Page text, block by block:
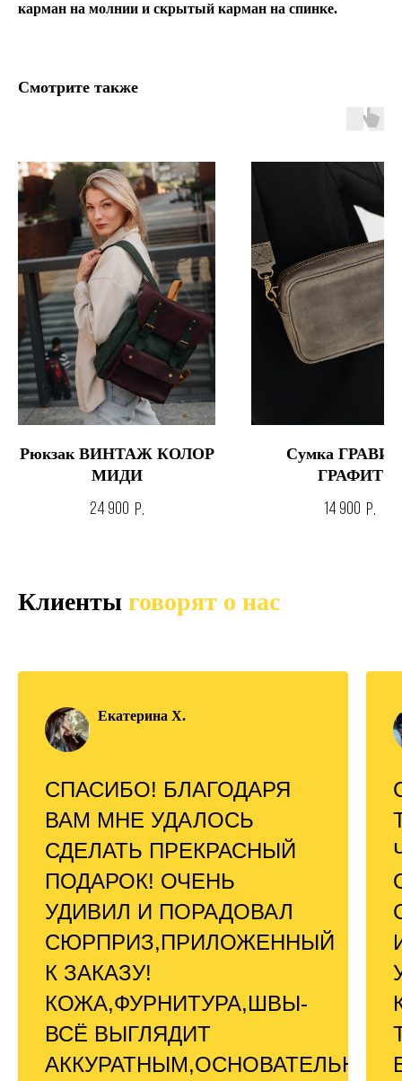
карман на молнии и скрытый карман на спинке.
Смотрите также
Рюкзак ВИНТАЖ КОЛОР
МИДИ
24 900 р.
Сумка
ГРАФИТ
14 900 р.
Клиенты говорят о нас
Екатерина Х.
СПАСИБО! БЛАГОДАРЯ
ВАМ МНЕ УДАЛОСЬ
СДЕЛАТЬ ПРЕКРАСНЫЙ
ПОДАРОК! ОЧЕНЬ
УДИВИЛ И ПОРАДОВАЛ
СЮРПРИЗ,ПРИЛОЖЕННЫЙ
К ЗАКАЗУ!
КОЖА,ФУРНИТУРА,ШВЫ-
ВСЁ ВЫГЛЯДИТ
АККУРАТНЫМ,ОСНОВАТЕЛЬНЫМ